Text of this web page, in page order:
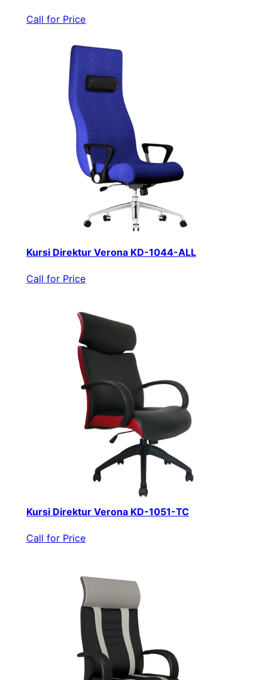
Call for Price
Kursi Direktur Verona KD-1044-ALL
Call for Price
Kursi Direktur Verona KD-1051-TC
Call for Price